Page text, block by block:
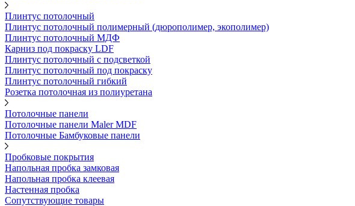
Плинтус потолочный
Плинтус потолочный полимерный (дюрополимер, экополимер)
Плинтус потолочный МДФ
Карниз под покраску LDF
Плинтус потолочный с подсветкой
Плинтус потолочный под покраску
Плинтус потолочный гибкий
Розетка потолочная из полиуретана
Потолочные панели
Потолочные панели Maler MDF
Потолочные Бамбуковые панели
Пробковые покрытия
Напольная пробка замковая
Напольная пробка клеевая
Настенная пробка
Сопутствующие товары